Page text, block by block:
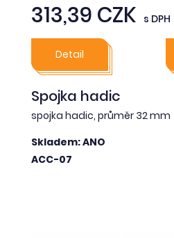
313,39 CZK s DPH
Detail
Spojka hadic
spojka hadic, průměr 32 mm
Skladem: ANO
ACC-07